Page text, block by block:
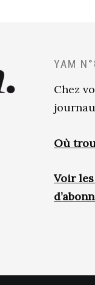
YAM
Chez
Où
Voir